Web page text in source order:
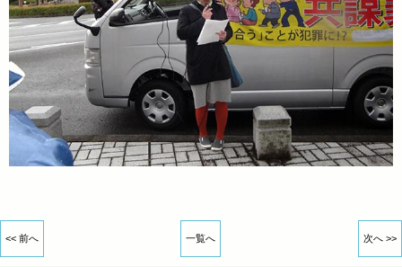
<< 前へ 一覧へ 次へ >>